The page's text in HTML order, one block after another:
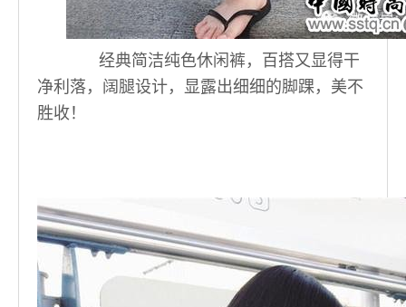
经典简洁纯色休闲裤，百搭又显得干
净利落，阔腿设计，显露出细细的脚踝，美不
胜收！